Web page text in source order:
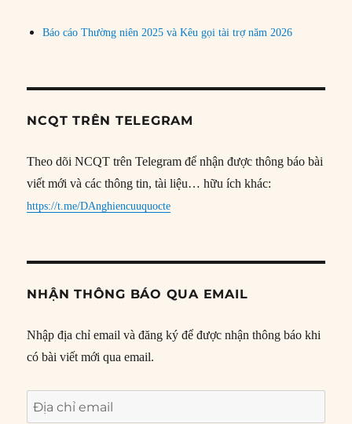
Báo cáo Thường niên 2025 và Kêu gọi tài trợ năm 2026
NCQT TRÊN TELEGRAM
Theo dõi NCQT trên Telegram để nhận được thông báo bài
viết mới và các thông tin, tài liệu… hữu ích khác:
https://t.me/DAnghiencuuquocte
NHẬN THÔNG BÁO QUA EMAIL
Nhập địa chỉ email và đăng ký để được nhận thông báo khi
có bài viết mới qua email.
Địa